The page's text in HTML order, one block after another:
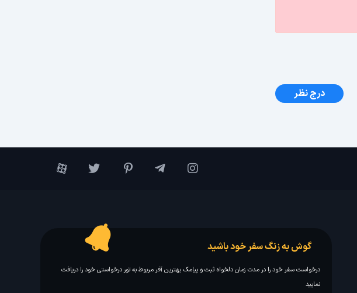
درج نظر
گوش به زنگ سفر خود باشید
درخواست سفر خود را در مدت زمان دلخواه ثبت و پیامک بهترین آفر مربوط به تور درخواستی خود را دریافت
نمایید